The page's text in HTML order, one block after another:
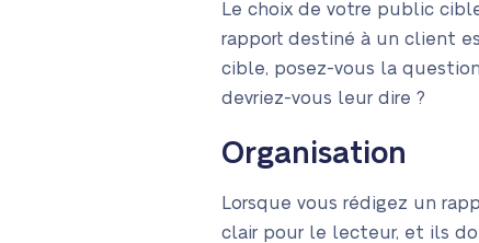
Le choix de votre public
rapport destiné à un client
cible, posez-vous la
devriez-vous leur dire ?
Organisation
Lorsque vous rédigez un
clair pour le lecteur, et ils